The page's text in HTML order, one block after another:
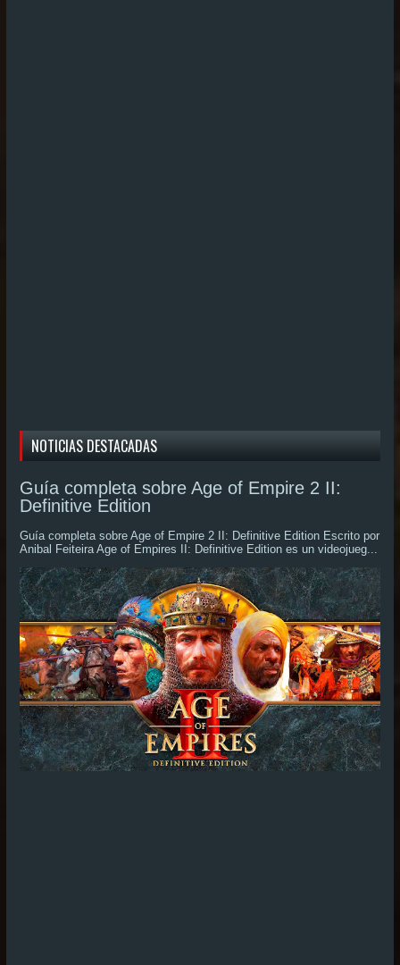
NOTICIAS DESTACADAS
Guía completa sobre Age of Empire 2 II:
Definitive Edition
Guía completa sobre Age of Empire 2 II: Definitive Edition Escrito por
Anibal Feiteira Age of Empires II: Definitive Edition es un videojueg...